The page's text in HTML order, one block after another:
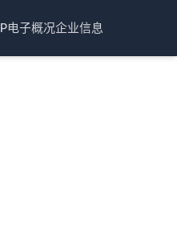
电子概况企业信息